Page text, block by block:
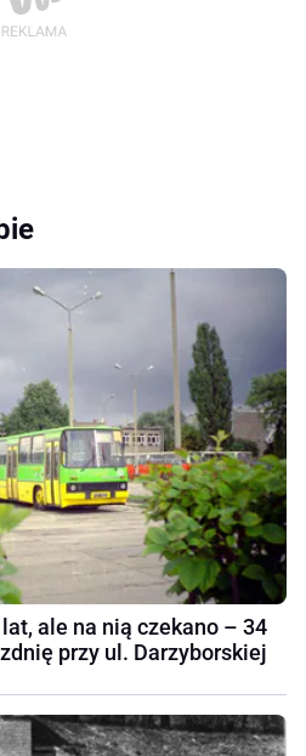
ale na nią czekano – 34
przy ul. Darzyborskiej